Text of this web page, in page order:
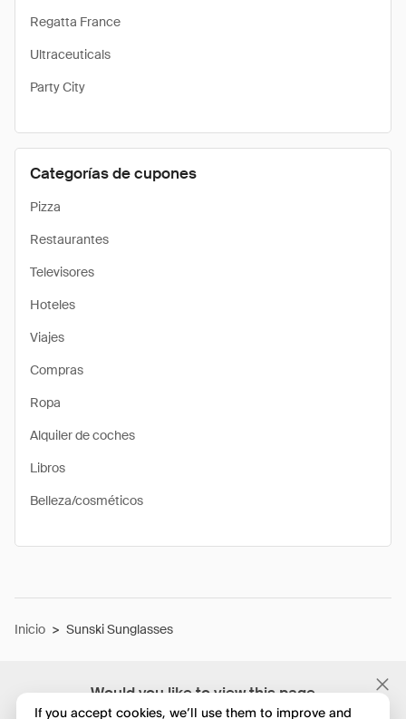
Would you like to view this page
in English?
Regatta France
Ultraceuticals
Party City
Categorías de cupones
Pizza
Restaurantes
Televisores
Hoteles
Viajes
Compras
Ropa
Alquiler de coches
Libros
Belleza/cosméticos
Inicio > Sunski Sunglasses
If you accept cookies, we’ll use them to improve and